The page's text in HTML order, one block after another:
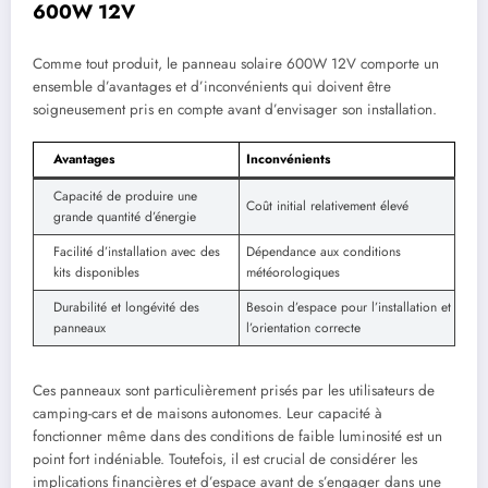
600W 12V
Comme tout produit, le panneau solaire 600W 12V comporte un
ensemble d’avantages et d’inconvénients qui doivent être
soigneusement pris en compte avant d’envisager son installation.
Avantages
Inconvénients
Capacité de produire une
grande quantité d’énergie
Coût initial relativement élevé
Facilité d’installation avec des
kits disponibles
Dépendance aux conditions
météorologiques
Durabilité et longévité des
panneaux
Besoin d’espace pour l’installation et
l’orientation correcte
Ces panneaux sont particulièrement prisés par les utilisateurs de
camping-cars et de maisons autonomes. Leur capacité à
fonctionner même dans des conditions de faible luminosité est un
point fort indéniable. Toutefois, il est crucial de considérer les
implications financières et d’espace avant de s’engager dans une